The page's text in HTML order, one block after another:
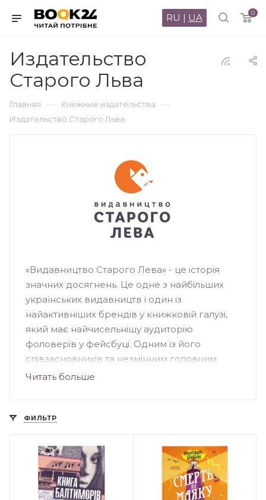
0
RU | UA
Издательство
Старого Льва
Главная — Книжные издательства —
Издательство Старого Льва
«Видавництво Старого Лева» - це історія
значних досягнень. Це одне з найбільших
українських видавництв і один із
найактивніших брендів у книжковій галузі,
який має найчисельнішу аудиторію
фоловерів у фейсбуці. Одним із його
співзасновників та незмінним головним
редактором є Мар'яна Савка. Щороку тут
текстів та чудово проілюстрованих
Високі тиражі підтверджують надзвичайну
популярність та стрімкий інтерес до
літературного асортименту. Видавництво
бере активну участь у багатьох соціальних
Читать больше
ФИЛЬТР